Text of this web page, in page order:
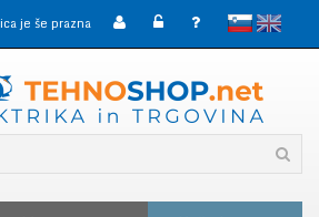
slovenskoEnglish
je še prazna